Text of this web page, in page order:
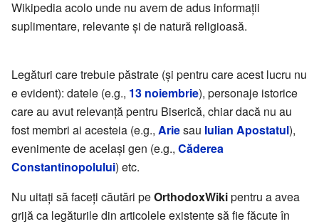
Wikipedia acolo unde nu avem de adus informații
suplimentare, relevante și de natură religioasă.
Legături care trebuie păstrate (și pentru care acest lucru nu
e evident): datele (e.g., 13 noiembrie), personaje istorice
care au avut relevanță pentru Biserică, chiar dacă nu au
fost membri ai acesteia (e.g., Ariesau Iulian Apostatul),
evenimente de același gen (e.g., Căderea
Constantinopolului) etc.
Nu uitați să faceți căutări peOrthodoxWikipentru a avea
grijă ca legăturile din articolele existente să fie făcute în